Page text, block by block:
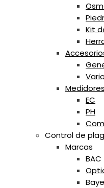
Kit
EC
PH
Control de
Marcas
BAC